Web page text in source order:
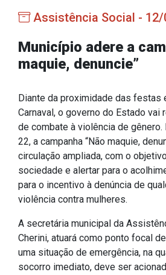
Obras
Saúde
Serviços
IPTU 2026
Nota Fiscal Eletrônica
Ouvidoria
Portal do Cidadão
Portal do Servidor
Publicações
Assistência Social - 12/
Município adere a
maquie, denuncie”
Diante da proximidade das festas
Carnaval, o governo do Estado vai
de combate à violência de
22, a campanha “Não maquie,
circulação ampliada, com o
sociedade e alertar para o
para o incentivo à denúncia de
violência contra mulheres.
A secretária municipal da
Cherini, atuará como ponto focal
uma situação de emergência, na
socorro imediato, deve ser